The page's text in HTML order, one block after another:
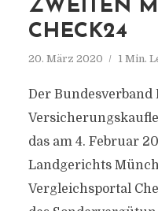
ZWEITEN
CHECK24
20. März 2020 1 Min.
Der Bundesverband
das am 4. Februar
Landgerichts
Vergleichsportal